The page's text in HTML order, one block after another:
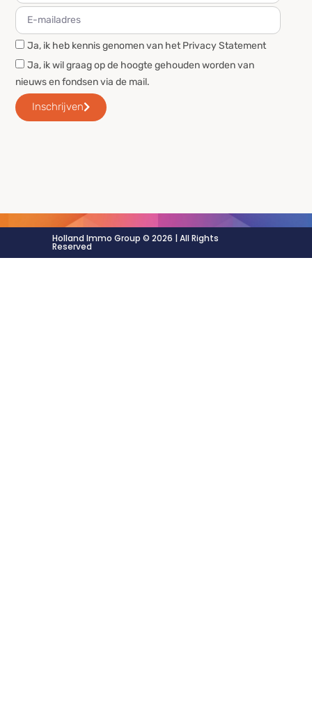
Ja, ik heb kennis genomen van het Privacy Statement
Ja, ik wil graag op de hoogte gehouden worden van
nieuws en fondsen via de mail.
Inschrijven
Holland Immo Group © 2026 | All Rights
Reserved